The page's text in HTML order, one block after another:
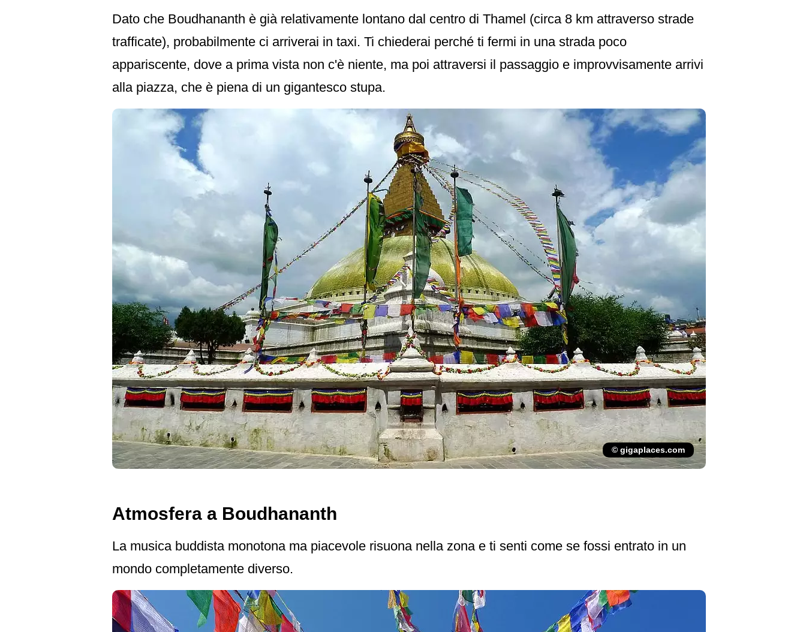
Dato che Boudhananth è già relativamente lontano dal centro di Thamel (circa 8 km attraverso strade
trafficate), probabilmente ci arriverai in taxi. Ti chiederai perché ti fermi in una strada poco
appariscente, dove a prima vista non c'è niente, ma poi attraversi il passaggio e improvvisamente arrivi
alla piazza, che è piena di un gigantesco stupa.
© gigaplaces.com
Atmosfera a Boudhananth
La musica buddista monotona ma piacevole risuona nella zona e ti senti come se fossi entrato in un
mondo completamente diverso.